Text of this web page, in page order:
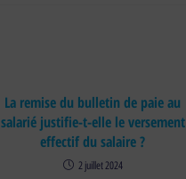
La remise du bulletin de paie au
salarié justifie-t-elle le versement
effectif du salaire ?
2 juillet 2024